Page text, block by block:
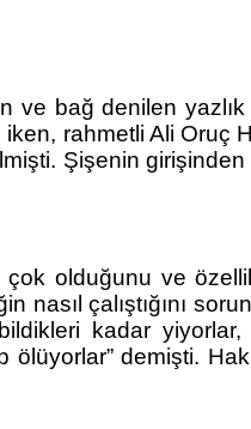
ve bağ denilen
rahmetli Ali Oruç
Şişenin
olduğunu ve
çalıştığını
kadar
ölüyorlar” demişti.